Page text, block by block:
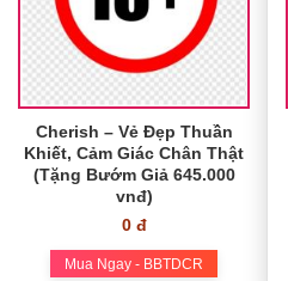
Cherish – Vẻ Đẹp Thuần
Khiết, Cảm Giác Chân Thật
(Tặng Bướm Giả 645.000
vnđ)
0 đ
Mua Ngay - BBTDCR